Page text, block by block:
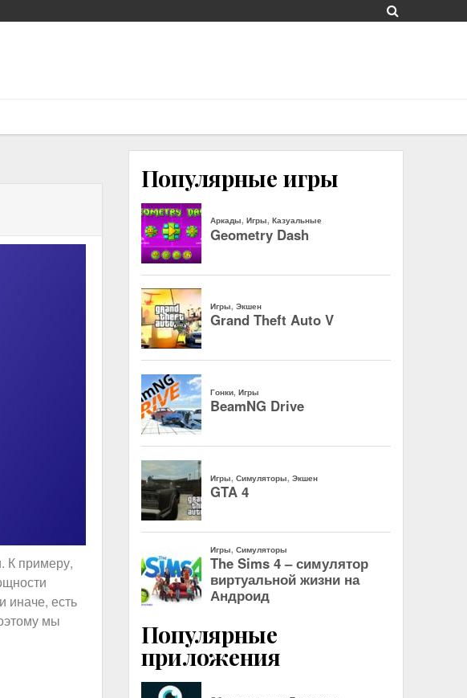
К примеру,
иначе, есть
мы
Популярные игры
Популярные
приложения